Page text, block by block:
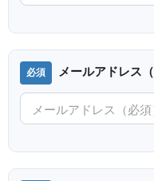
メールアドレス（